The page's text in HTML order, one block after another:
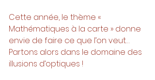
Cette année, le thème «
Mathématiques à la carte » donne
envie de faire ce que l’on veut…
Partons alors dans le domaine des
illusions d’optiques !